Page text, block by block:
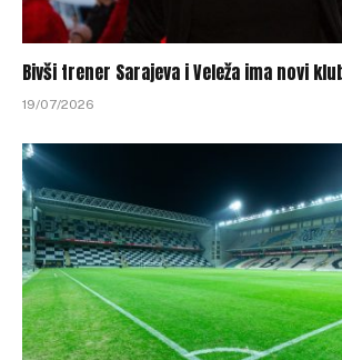
Bivši trener Sarajeva i Veleža ima novi
19/07/2026